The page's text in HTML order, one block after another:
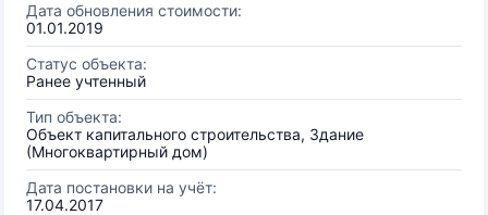
Дата обновления стоимости:
01.01.2019
Статус объекта:
Ранее учтенный
Тип объекта:
Объект капитального строительства, Здание
(Многоквартирный дом)
Дата постановки на учёт:
17.04.2017